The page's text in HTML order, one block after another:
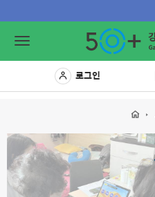
Toggle
로그인